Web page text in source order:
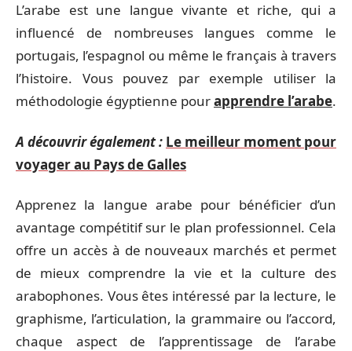
L’arabe est une langue vivante et riche, qui a
influencé de nombreuses langues comme le
portugais, l’espagnol ou même le français à travers
l’histoire. Vous pouvez par exemple utiliser la
méthodologie égyptienne pourapprendre l’arabe.
A découvrir également : Le meilleur moment pour
voyager au Pays de Galles
Apprenez la langue arabe pour bénéficier d’un
avantage compétitif sur le plan professionnel. Cela
offre un accès à de nouveaux marchés et permet
de mieux comprendre la vie et la culture des
arabophones. Vous êtes intéressé par la lecture, le
graphisme, l’articulation, la grammaire ou l’accord,
chaque aspect de l’apprentissage de l’arabe